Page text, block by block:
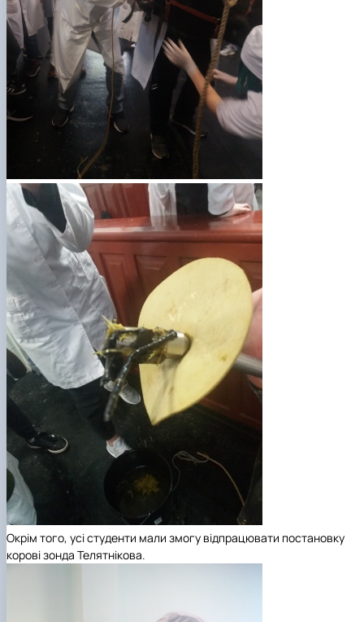
Окрім того, усі студенти мали змогу відпрацювати постановку
корові зонда Телятнікова.